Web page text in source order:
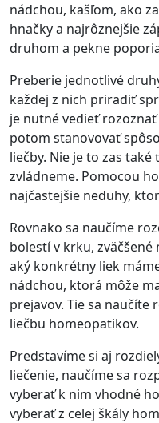
nádchou, kašľom, ako
hnačky a najrôznejšie
druhom a pekne
Preberie jednotlivé
každej z nich priradiť
je nutné vedieť
potom stanovovať
liečby. Nie je to zas
zvládneme. Pomocou
najčastejšie neduhy,
Rovnako sa naučíme
bolestí v krku, zväčšené
aký konkrétny liek
nádchou, ktorá môže
prejavov. Tie sa
liečbu homeopatikov.
Predstavíme si aj
liečenie, naučíme sa
vyberať k nim vhodné
vyberať z celej škály